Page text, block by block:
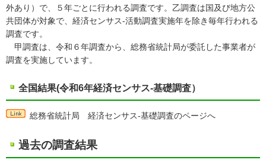
外あり）で、５年ごとに行われる調査です。乙調査は国及び地方公
共団体が対象で、経済センサス-活動調査実施年を除き毎年行われる
調査です。
甲調査は、令和６年調査から、総務省統計局が委託した事業者が
調査を実施しています。
全国結果(令和6年経済センサス-基礎調査）
総務省統計局 経済センサス-基礎調査のページへ
過去の調査結果